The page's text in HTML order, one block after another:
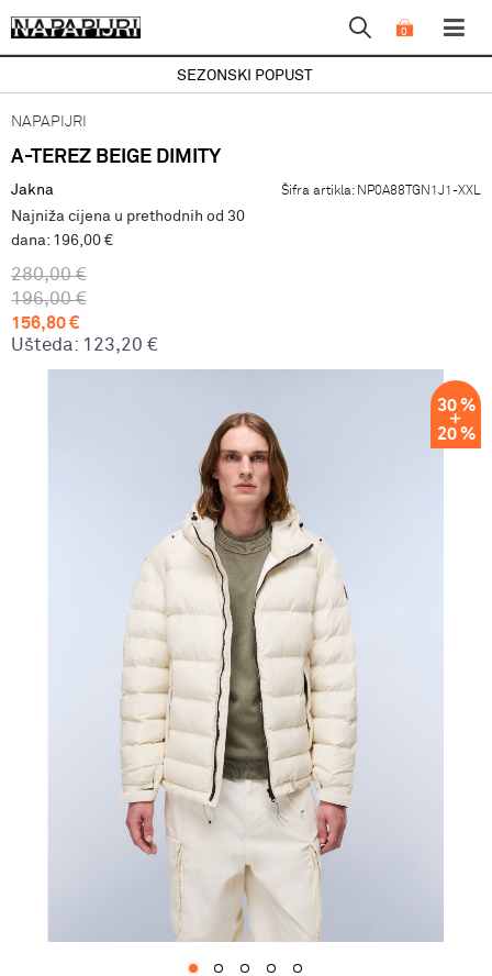
0
SEZONSKI POPUST
NAPAPIJRI
A-TEREZ BEIGE DIMITY
Jakna Šifra artikla: NP0A88TGN1J1-XXL
Najniža cijena u prethodnih od 30
dana: 196,00 €
280,00 €
196,00 €
156,80€
Ušteda: 123,20 €
30 %
20 %